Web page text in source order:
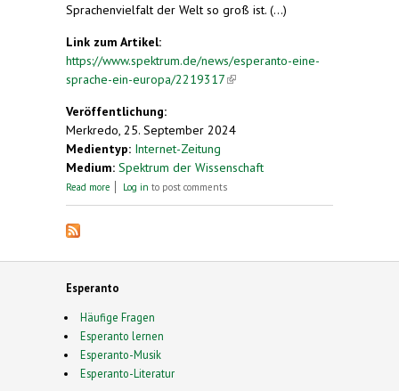
Sprachenvielfalt der Welt so groß ist. (...)
Link zum Artikel:
https://www.spektrum.de/news/esperanto-eine-
sprache-ein-europa/2219317(link is external)
Veröffentlichung:
Merkredo, 25. September 2024
Medientyp: Internet-Zeitung
Medium: Spektrum der Wissenschaft
Read more about Eine Sprache, ein Europa?
Log in to post comments
Esperanto
Häufige Fragen
Esperanto lernen
Esperanto-Musik
Esperanto-Literatur